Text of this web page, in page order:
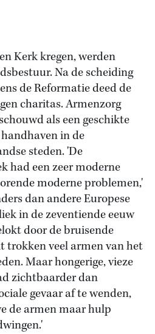
Kerk kregen, werden
Na de scheiding
de Reformatie deed de
charitas. Armenzorg
als een geschikte
in de
steden. 'De
had een zeer moderne
moderne problemen,'
dan andere Europese
in de zeventiende eeuw
door de bruisende
trokken veel armen van het
Maar hongerige, vieze
zichtbaarder dan
gevaar af te wenden,
de armen maar hulp